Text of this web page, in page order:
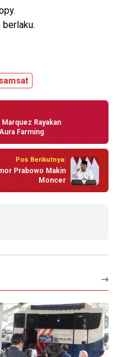
samsat
Rayakan
Farming
Pos Berikutnya:
Prabowo Makin
Moncer